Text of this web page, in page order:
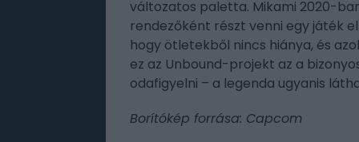
változatos paletta. Mikami 2020-
rendezőként részt venni egy játék
hogy ötletekből nincs hiánya, és
ez az Unbound-projekt az a
odafigyelni – a legenda ugyanis
Borítókép forrása: Capcom